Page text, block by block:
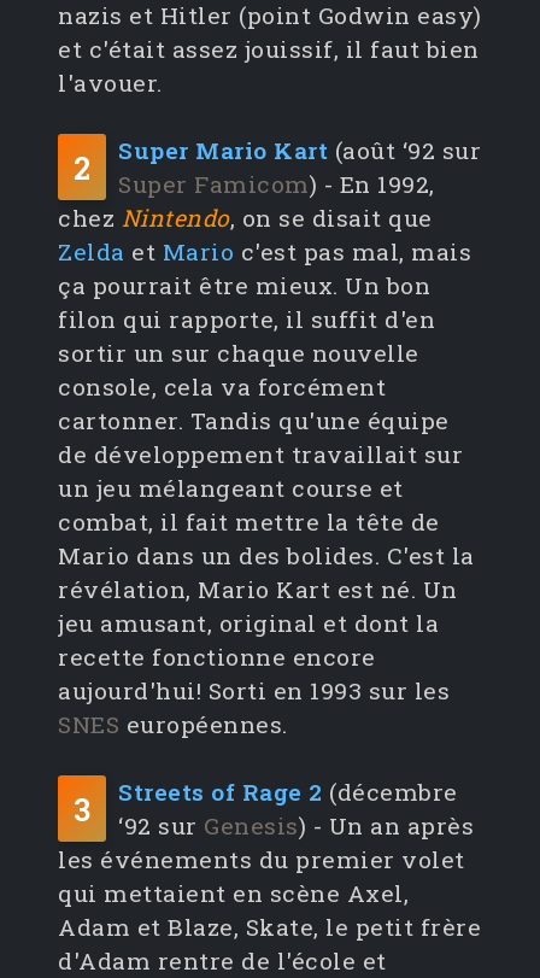
nazis et Hitler (point Godwin easy)
et c'était assez jouissif, il faut bien
l'avouer.
2 Super Mario Kart (août ‘92 sur
Super Famicom) - En 1992,
chez Nintendo, on se disait que
Zelda et Mario c'est pas mal, mais
ça pourrait être mieux. Un bon
filon qui rapporte, il suffit d'en
sortir un sur chaque nouvelle
console, cela va forcément
cartonner. Tandis qu'une équipe
de développement travaillait sur
un jeu mélangeant course et
combat, il fait mettre la tête de
Mario dans un des bolides. C'est la
révélation, Mario Kart est né. Un
jeu amusant, original et dont la
recette fonctionne encore
aujourd'hui! Sorti en 1993 sur les
SNES européennes.
3 Streets of Rage 2 (décembre
‘92 sur Genesis) - Un an après
les événements du premier volet
qui mettaient en scène Axel,
Adam et Blaze, Skate, le petit frère
d'Adam rentre de l'école et